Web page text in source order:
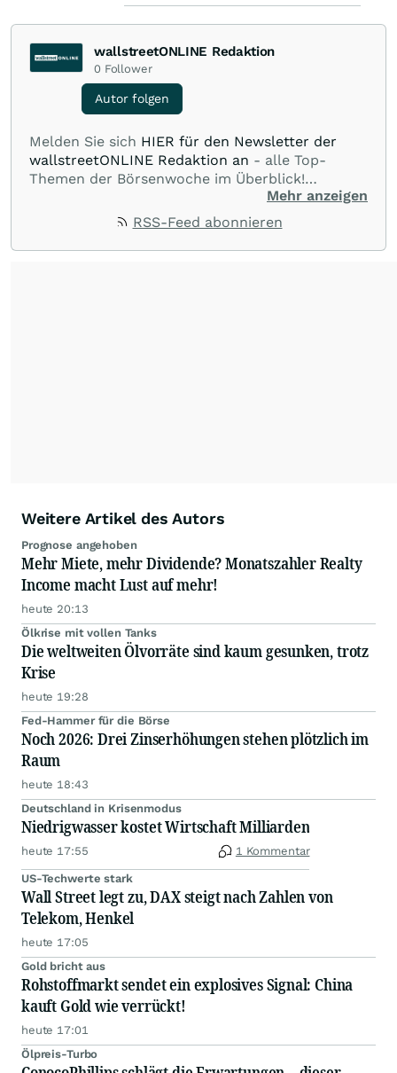
wallstreetONLINE Redaktion
0 Follower
Autor folgen
Melden Sie sich HIER für den Newsletter der
wallstreetONLINE Redaktion an - alle Top-
Themen der Börsenwoche im Überblick!
Verpassen Sie kein wichtiges Anleger-Thema!Für
Beiträge auf diesem journalistischen Channel ist
die Chefredaktion der wallstreetONLINE
Redaktion verantwortlich. Die Fachjournalisten
Mehr anzeigen
RSS-Feed abonnieren
Weitere Artikel des Autors
Prognose angehoben
Mehr Miete, mehr Dividende? Monatszahler Realty
Income macht Lust auf mehr!
heute 20:13
Ölkrise mit vollen Tanks
Die weltweiten Ölvorräte sind kaum gesunken, trotz
Krise
heute 19:28
Fed-Hammer für die Börse
Noch 2026: Drei Zinserhöhungen stehen plötzlich im
Raum
heute 18:43
Deutschland in Krisenmodus
Niedrigwasser kostet Wirtschaft Milliarden
heute 17:55 1 Kommentar
US-Techwerte stark
Wall Street legt zu, DAX steigt nach Zahlen von
Telekom, Henkel
heute 17:05
Gold bricht aus
Rohstoffmarkt sendet ein explosives Signal: China
kauft Gold wie verrückt!
heute 17:01
Ölpreis-Turbo